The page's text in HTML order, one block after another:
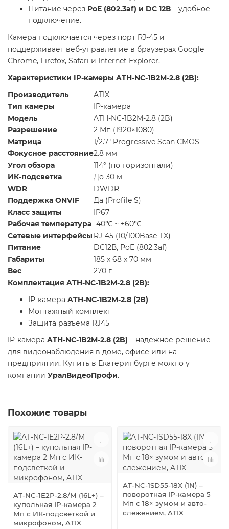
Питание через PoE (802.3af) и DC 12В – удобное
подключение.
Камера подключается через порт RJ-45 и
поддерживает веб-управление в браузерах Google
Chrome, Firefox, Safari и Internet Explorer.
Характеристики IP-камеры ATH-NC-1B2M-2.8 (2B):
Производитель
ATIX
Тип камеры
IP-камера
Модель
ATH-NC-1B2M-2.8 (2B)
Разрешение
2 Мп (1920×1080)
Матрица
1/2.7" Progressive Scan CMOS
Фокусное расстояние2.8 мм
Угол обзора
114° (по горизонтали)
ИК-подсветка
До 30 м
WDR
DWDR
Поддержка ONVIF
Да (Profile S)
Класс защиты
IP67
Рабочая температура -40℃ ~ +60℃
Сетевые интерфейсы RJ-45 (10/100Base-TX)
Питание
DC12В, PoE (802.3af)
Габариты
185 х 68 х 70 мм
Вес
270 г
Комплектация ATH-NC-1B2M-2.8 (2B):
IP-камера ATH-NC-1B2M-2.8 (2B)
Монтажный комплект
Защита разъема RJ45
IP-камера ATH-NC-1B2M-2.8 (2B) – надежное решение
для видеонаблюдения в доме, офисе или на
предприятии. Купить в Екатеринбурге можно у
компании УралВидеоПрофи.
Похожие товары
AT-NC-1E2P-2.8/M (16L+) –
купольная IP-камера 2
Мп с ИК-подсветкой и
микрофоном, ATIX
AT-NC-1SD55-18X (1N) –
поворотная IP-камера 5
Мп с 18× зумом и авто-
слежением, ATIX